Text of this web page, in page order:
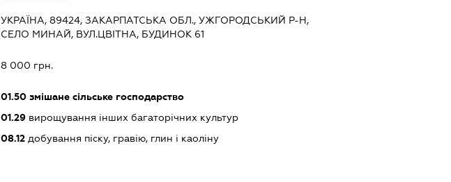
УКРАЇНА, 89424, ЗАКАРПАТСЬКА ОБЛ., УЖГОРОДСЬКИЙ Р-Н,
СЕЛО МИНАЙ, ВУЛ.ЦВІТНА, БУДИНОК 61
8 000 грн.
01.50 змішане сільське господарство
01.29 вирощування інших багаторічних культур
08.12 добування піску, гравію, глин і каоліну